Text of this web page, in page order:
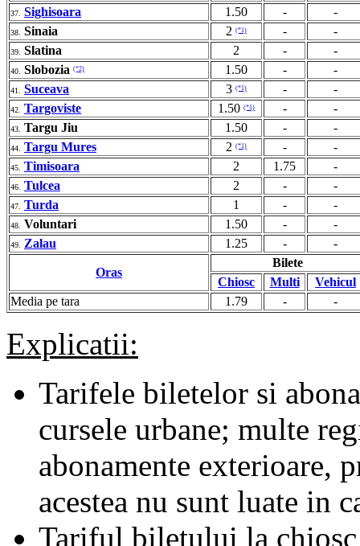
37. Sighisoara 1.50 - -
38. Sinaia 2 (*1) - -
39. Slatina 2 - -
40. Slobozia (*2) 1.50 - -
41. Suceava 3 (*1) - -
42. Targoviste 1.50 (*1) - -
43. Targu Jiu 1.50 - -
44. Targu Mures 2 (*1) - -
45. Timisoara 2 1.75 -
46. Tulcea 2 - -
47. Turda 1 - -
48. Voluntari 1.50 - -
49. Zalau 1.25 - -
Oras
Bilete
Chiosc
Multi
Vehicul
Media pe tara
1.79 - -
Explicatii:
Tarifele biletelor si
cursele urbane; multe
abonamente exterioare,
acestea nu sunt luate in
Tariful biletului la